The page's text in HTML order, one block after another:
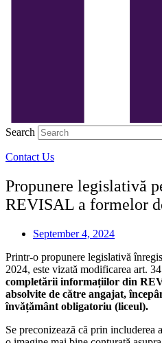
Search
Contact Us
Propunere legislativă
REVISAL a formelor
September 4, 2024
Printr-o propunere legislativă
2024, este vizată modificarea art.
completării informațiilor din
absolvite de către angajat,
învățământ obligatoriu (liceul).
Se preconizează că prin includerea